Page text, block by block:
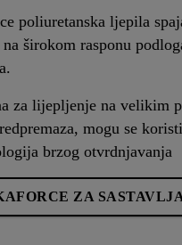
poliuretanska ljepila
širokom rasponu
za lijepljenje na velikim
mogu se
brzog otvrdnjavanja
ZA